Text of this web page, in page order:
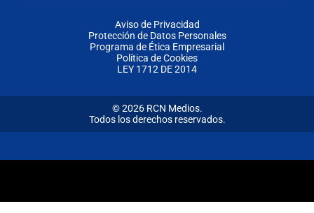
Aviso de Privacidad
Protección de Datos Personales
Programa de Ética Empresarial
Política de Cookies
LEY 1712 DE 2014
© 2026 RCN Medios.
Todos los derechos reservados.